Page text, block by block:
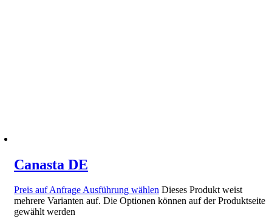
Canasta DE
Preis auf AnfrageAusführung wählen Dieses Produkt weist
mehrere Varianten auf. Die Optionen können auf der Produktseite
gewählt werden